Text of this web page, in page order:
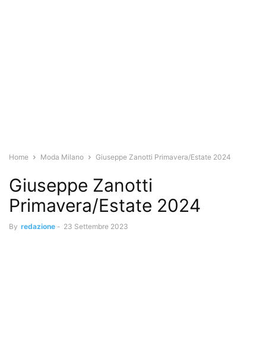
Home Moda Milano Giuseppe Zanotti Primavera/Estate 2024
Giuseppe Zanotti
Primavera/Estate 2024
By redazione - 23 Settembre 2023